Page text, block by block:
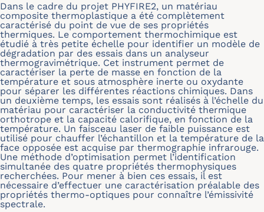
Dans le cadre du projet PHYFIRE2, un matériau
composite thermoplastique a été complètement
caractérisé du point de vue de ses propriétés
thermiques. Le comportement thermochimique est
étudié à très petite échelle pour identifier un modèle de
dégradation par des essais dans un analyseur
thermogravimétrique. Cet instrument permet de
caractériser la perte de masse en fonction de la
température et sous atmosphère inerte ou oxydante
pour séparer les différentes réactions chimiques. Dans
un deuxième temps, les essais sont réalisés à l’échelle du
matériau pour caractériser la conductivité thermique
orthotrope et la capacité calorifique, en fonction de la
température. Un faisceau laser de faible puissance est
utilisé pour chauffer l’échantillon et la température de la
face opposée est acquise par thermographie infrarouge.
Une méthode d’optimisation permet l’identification
simultanée des quatre propriétés thermophysiques
recherchées. Pour mener à bien ces essais, il est
nécessaire d’effectuer une caractérisation préalable des
propriétés thermo-optiques pour connaître l’émissivité
spectrale.